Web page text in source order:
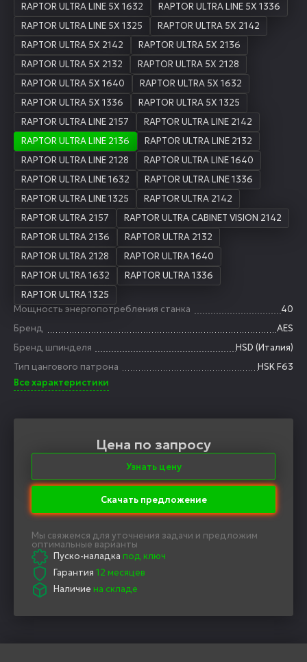
RAPTOR ULTRA LINE 5X 1632
RAPTOR ULTRA LINE 5X 1336
RAPTOR ULTRA LINE 5X 1325
RAPTOR ULTRA 5X 2142
RAPTOR ULTRA 5X 2142
RAPTOR ULTRA 5X 2136
RAPTOR ULTRA 5X 2132
RAPTOR ULTRA 5X 2128
RAPTOR ULTRA 5X 1640
RAPTOR ULTRA 5X 1632
RAPTOR ULTRA 5X 1336
RAPTOR ULTRA 5X 1325
RAPTOR ULTRA LINE 2157
RAPTOR ULTRA LINE 2142
RAPTOR ULTRA LINE 2136
RAPTOR ULTRA LINE 2132
RAPTOR ULTRA LINE 2128
RAPTOR ULTRA LINE 1640
RAPTOR ULTRA LINE 1632
RAPTOR ULTRA LINE 1336
RAPTOR ULTRA LINE 1325
RAPTOR ULTRA 2142
RAPTOR ULTRA 2157
RAPTOR ULTRA CABINET VISION 2142
RAPTOR ULTRA 2136
RAPTOR ULTRA 2132
RAPTOR ULTRA 2128
RAPTOR ULTRA 1640
RAPTOR ULTRA 1632
RAPTOR ULTRA 1336
RAPTOR ULTRA 1325
Мощность энергопотребления станка
40
Бренд
AES
Бренд шпинделя
HSD (Италия)
Тип цангового патрона
HSK F63
Все характеристики
Цена по запросу
Узнать цену
Скачать предложение
Мы свяжемся для уточнения задачи и предложим
оптимальные варианты
Пуско-наладка под ключ
Гарантия 12 месяцев
Наличие на складе